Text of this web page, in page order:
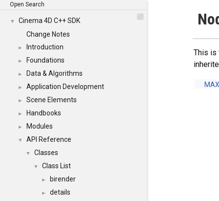
Open Search
▼
Cinema 4D C++ SDK
Change Notes
► Introduction
► Foundations
► Data & Algorithms
► Application Development
► Scene Elements
► Handbooks
► Modules
▼ API Reference
▼ Classes
▼ Class List
► birender
► details
This